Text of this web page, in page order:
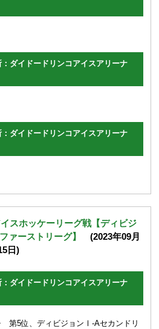
ダイドードリンコアイスアリーナ
ダイドードリンコアイスアリーナ
スホッケーリーグ戦【ディビジ
ァーストリーグ】
(2023年09月
日)
ダイドードリンコアイスアリーナ
⇒第5位、ディビジョンⅠ-Aセカンドリ